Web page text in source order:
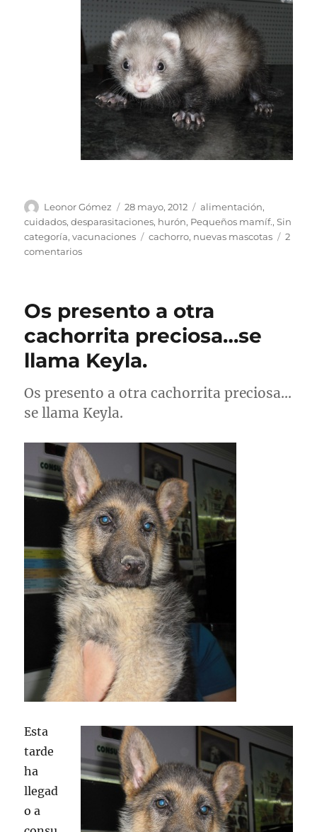
Autor
Leonor Gómez
Publicado
el
28 mayo, 2012 Categorías
alimentación,
cuidados,desparasitaciones, hurón, Pequeños mamíf.,Sin
categoría,vacunaciones Etiquetas
cachorro, nuevas mascotas
2
comentariosen
muy
pequeño.
Os presento a otra
cachorrita preciosa…se
llama Keyla.
Os presento a otra cachorrita preciosa…
se llama Keyla.
Esta
tarde
ha
llegad
o a